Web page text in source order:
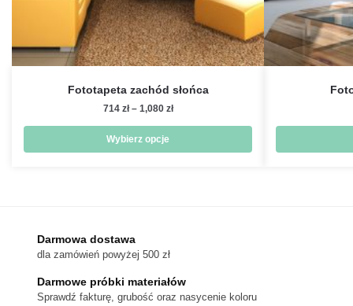
Fototapeta zachód słońca
714 zł – 1,080 złZakres
714 zł
Wybierz opcje
Opcje
można
wybrać
Darmowa dostawa
dla zamówień powyżej 500 zł
Darmowe próbki materiałów
Sprawdź fakturę, grubość oraz nasycenie koloru